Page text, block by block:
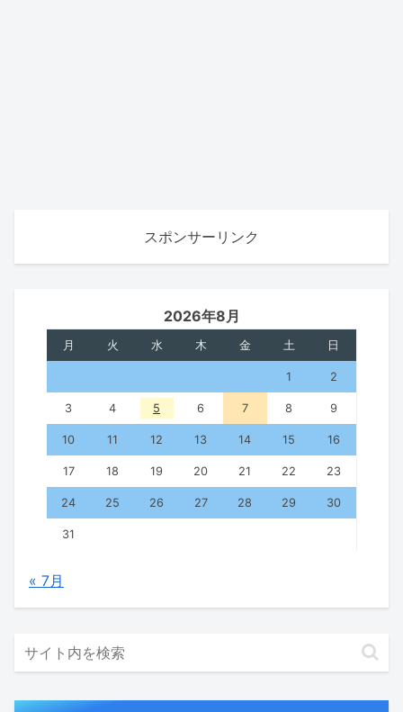
スポンサーリンク
2026年8月
月 火 水 木 金 土 日
1 2
3 4 5 6 7 8 9
10 11 12 13 14 15 16
17 18 19 20 21 22 23
24 25 26 27 28 29 30
31
« 7月